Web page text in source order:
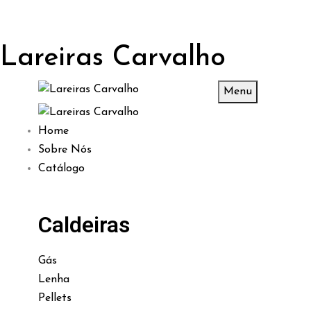
Lareiras Carvalho
Menu
Home
Sobre Nós
Catálogo
Caldeiras
Gás
Lenha
Pellets